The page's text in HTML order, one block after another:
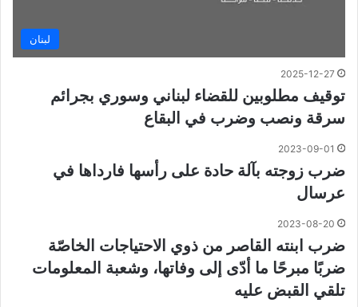
لبنان
2025-12-27
توقيف مطلوبين للقضاء لبناني وسوري بجرائم
سرقة ونصب وضرب في البقاع
2023-09-01
ضرب زوجته بآلة حادة على رأسها فارداها في
عرسال
2023-08-20
ضرب ابنته القاصر من ذوي الاحتياجات الخاصّة
ضربًا مبرحًا ما أدّى إلى وفاتها، وشعبة المعلومات
تلقي القبض عليه